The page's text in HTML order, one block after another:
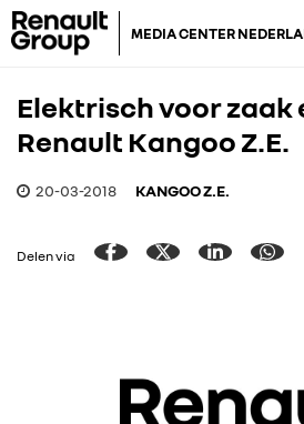
MEDIA CENTER
Elektrisch voor zaak
Renault Kangoo Z.E.
20-03-2018 KANGOO Z.E.
Delen via